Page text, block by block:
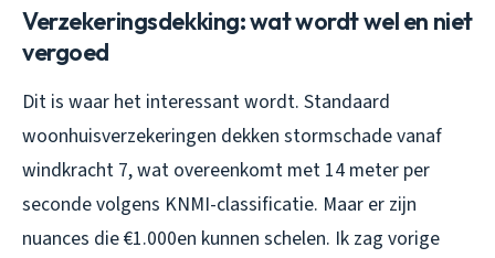
Verzekeringsdekking: wat wordt wel en niet
vergoed
Dit is waar het interessant wordt. Standaard
woonhuisverzekeringen dekken stormschade vanaf
windkracht 7, wat overeenkomt met 14 meter per
seconde volgens KNMI-classificatie. Maar er zijn
nuances die €1.000en kunnen schelen. Ik zag vorige